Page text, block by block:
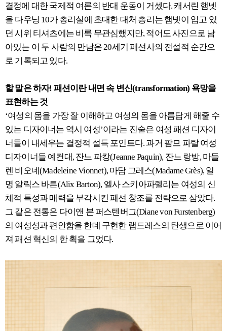
결정에 대한 국제적 여론의 반대 운동이 거셌다. 캐서린 햄넷
을 다우닝 10가 총리실에 초대한 대처 총리는 햄넷이 입고 있
던 시위 티셔츠에는 비록 무관심했지만, 적어도 사진으로 남
아있는 이 두 사람의 만남은 20세기 패션사의 전설적 순간으
로 기록되고 있다.
할 말은 하자! 패션이란 내면 속 변신(transformation) 욕망을
표현하는 것
‘여성의 몸을 가장 잘 이해하고 여성의 몸을 아름답게 해줄 수
있는 디자이너는 역시 여성’이라는 진술은 여성 패션 디자이
너들이 내세우는 결정적 설득 포인트다. 과거 팜므 파탈 여성
디자이너들 예컨대, 잔느 파캉(Jeanne Paquin), 잔느 랑방, 마들
렌 비오네(Madeleine Vionnet), 마담 그레스(Madame Grès), 일
명 알릭스 바튼(Alix Barton), 엘사 스키아파렐리는 여성의 신
체적 특성과 매력을 부각시킨 패션 창조를 전략으로 삼았다.
그 같은 전통은 다이앤 본 퍼스텐버그(Diane von Furstenberg)
의 여성성과 편안함을 한데 구현한 랩드레스의 탄생으로 이어
져 패션 혁신의 한 획을 그었다.